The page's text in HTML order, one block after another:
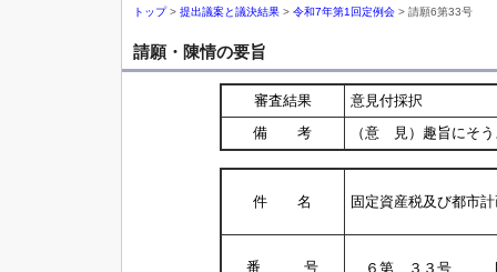
トップ> 提出議案と議決結果 > 令和7年第1回定例会 > 請願6第33号
請願・陳情の要旨
審査結果
意見付採択
備 考
（意 見）趣旨にそ
件 名 固定資産税及び都市
番 号
６第 ３３号